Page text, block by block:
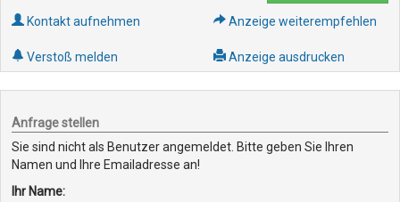
Kontakt aufnehmen Anzeige weiterempfehlen
Verstoß melden Anzeige ausdrucken
Anfrage stellen
Sie sind nicht als Benutzer angemeldet. Bitte geben Sie Ihren
Namen und Ihre Emailadresse an!
Ihr Name: